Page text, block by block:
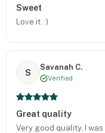
Sweet
Love it. :)
S
Savanah C.
Verified
Great quality
Very good quality, I